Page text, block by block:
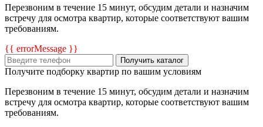
Перезвоним в течение 15 минут, обсудим детали и назначим
встречу для осмотра квартир, которые соответствуют вашим
требованиям.
{{ errorMessage }}
Получить каталог
Получите подборку квартир по вашим условиям
Перезвоним в течение 15 минут, обсудим детали и назначим
встречу для осмотра квартир, которые соответствуют вашим
требованиям.